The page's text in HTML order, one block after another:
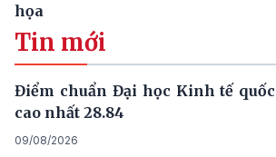
họa
Tin mới
Điểm chuẩn Đại học Kinh tế
cao nhất 28.84
09/08/2026